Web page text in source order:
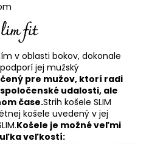
v oblasti bokov, dokonale
jej mužský
pre mužov, ktorí radi
udalosti, ale
čase.Strih košele SLIM
košele uvedený v jej
Košele je možné veľmi
veľkostí: